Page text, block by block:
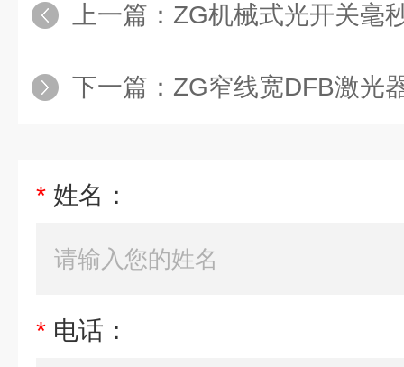
上一篇： ZG机械式光开关毫
下一篇： ZG窄线宽DFB激光
* 姓名：
* 电话：